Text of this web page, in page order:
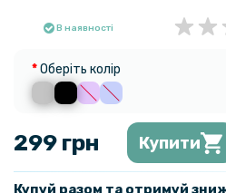
В наявності
Оберіть колір
299 грн Купити
Купуй разом та отримуй